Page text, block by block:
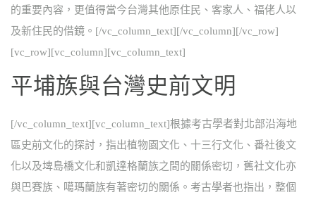
的重要內容，更值得當今台灣其他原住民、客家人、福佬人以
及新住民的借鏡。[/vc_column_text][/vc_column][/vc_row]
[vc_row][vc_column][vc_column_text]
平埔族與台灣史前文明
[/vc_column_text][vc_column_text]根據考古學者對北部沿海地
區史前文化的探討，指出植物園文化、十三行文化、番社後文
化以及埤島橋文化和凱達格蘭族之間的關係密切，舊社文化亦
與巴賽族、噶瑪蘭族有著密切的關係。考古學者也指出，整個